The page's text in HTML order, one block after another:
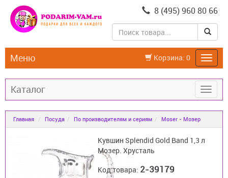
8 (495) 960 80 66
Корзина: 0
Меню
Каталог
Главная Посуда По производителям и сериям Moser - Мозер
Кувшин Splendid Gold Band 1,3 л
Мозер. Хрусталь
Код товара: 2-39179